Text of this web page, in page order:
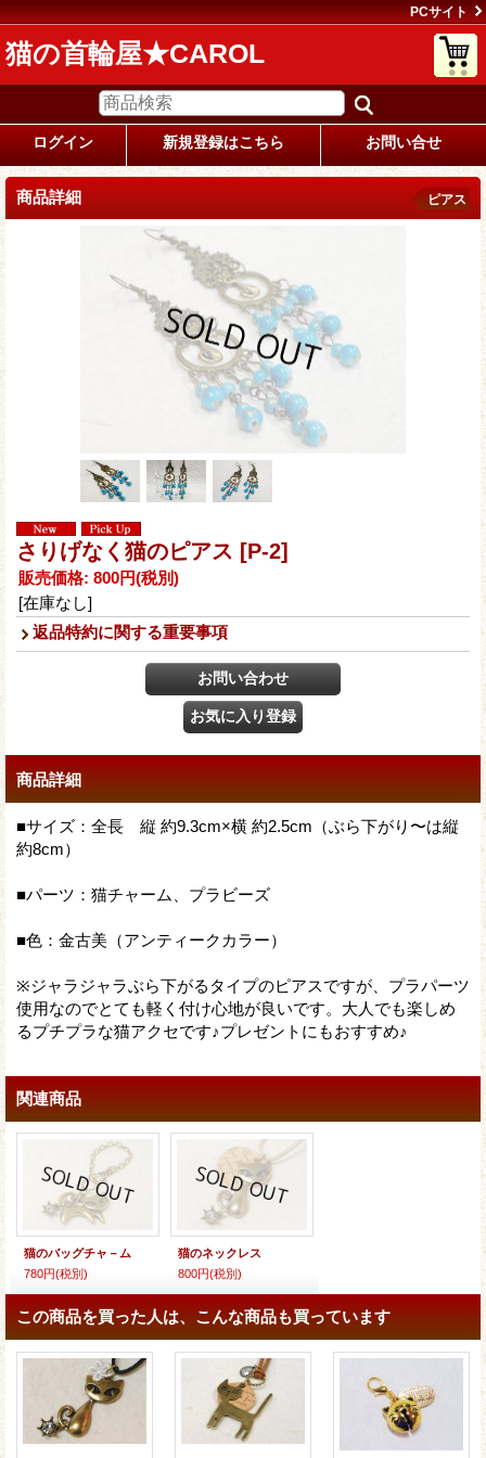
PCサイト
猫の首輪屋★CAROL
ログイン 新規登録はこちら お問い合せ
商品詳細 ピアス
さりげなく猫のピアス [P-2]
販売価格: 800円(税別)
[在庫なし]
返品特約に関する重要事項
商品詳細
■サイズ：全長 縦 約9.3cm×横 約2.5cm（ぶら下がり〜は縦
約8cm）
■パーツ：猫チャーム、プラビーズ
■色：金古美（アンティークカラー）
※ジャラジャラぶら下がるタイプのピアスですが、プラパーツ
使用なのでとても軽く付け心地が良いです。大人でも楽しめ
るプチプラな猫アクセです♪プレゼントにもおすすめ♪
関連商品
猫のバッグチャ－ム
780円(税別)
猫のネックレス
800円(税別)
この商品を買った人は、こんな商品も買っています